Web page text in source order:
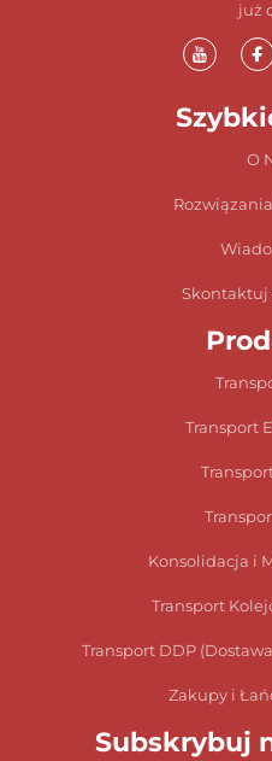
już
O
Skontaktuj
Transport
Konsolidacja i
Transport
Transport DDP
Zakupy i
Subskrybuj